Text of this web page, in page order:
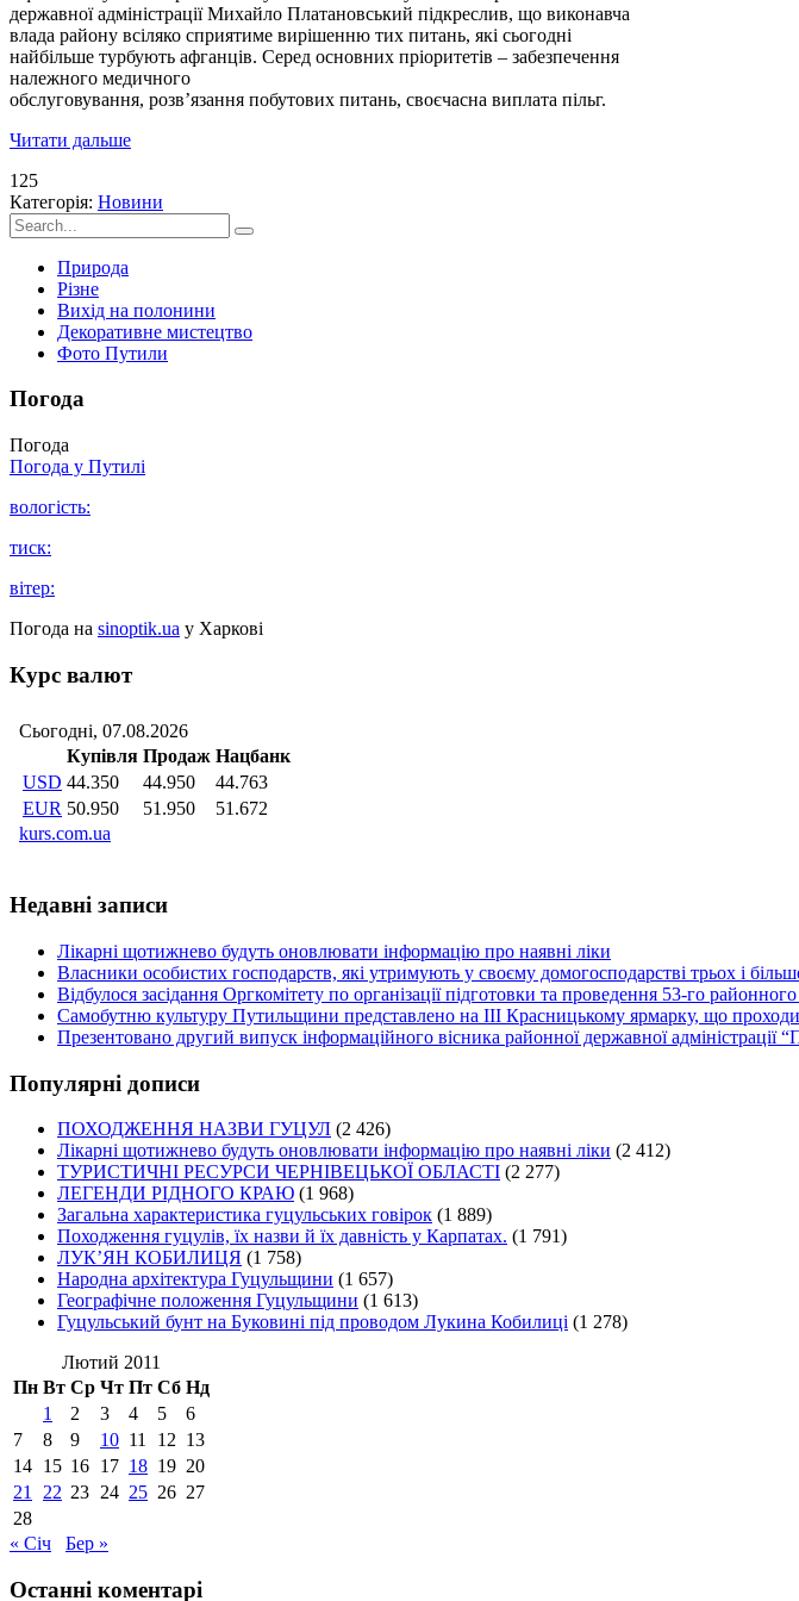
державної адміністрації Михайло Платановський підкреслив, що виконавча
влада району всіляко сприятиме вирішенню тих питань, які сьогодні
найбільше турбують афганців. Серед основних пріоритетів – забезпечення
належного медичного
обслуговування, розв’язання побутових питань, своєчасна виплата пільг.
Читати дальше
125
Категорія: Новини
Природа
Різне
Вихід на полонини
Декоративне мистецтво
Фото Путили
Погода
Погода
Погода у Путилі
вологість:
тиск:
вітер:
Погода на sinoptik.ua у Харкові
Курс валют
Недавні записи
Лікарні щотижнево будуть оновлювати інформацію про наявні ліки
Власники особистих господарств, які утримують у своєму домогосподарстві трьох і
Відбулося засідання Оргкомітету по організації підготовки та проведення 53-го
Самобутню культуру Путильщини представлено на ІІІ Красницькому ярмарку, що
Презентовано другий випуск інформаційного вісника районної державної адміністрації
Популярні дописи
ПОХОДЖЕННЯ НАЗВИ ГУЦУЛ (2 426)
Лікарні щотижнево будуть оновлювати інформацію про наявні ліки (2 412)
ТУРИСТИЧНІ РЕСУРСИ ЧЕРНІВЕЦЬКОЇ ОБЛАСТІ (2 277)
ЛЕГЕНДИ РІДНОГО КРАЮ (1 968)
Загальна характеристика гуцульських говірок (1 889)
Походження гуцулів, їх назви й їх давність у Карпатах. (1 791)
ЛУК’ЯН КОБИЛИЦЯ (1 758)
Народна архітектура Гуцульщини (1 657)
Географічне положення Гуцульщини (1 613)
Гуцульський бунт на Буковині під проводом Лукина Кобилиці (1 278)
Лютий 2011
Пн Вт Ср Чт Пт Сб Нд
1
2 3 4 5
6
7
8 9 10 11 12 13
14 15 16 17 18 19 20
21 22 23 24 25 26 27
28
« Січ
Бер »
Останні коментарі